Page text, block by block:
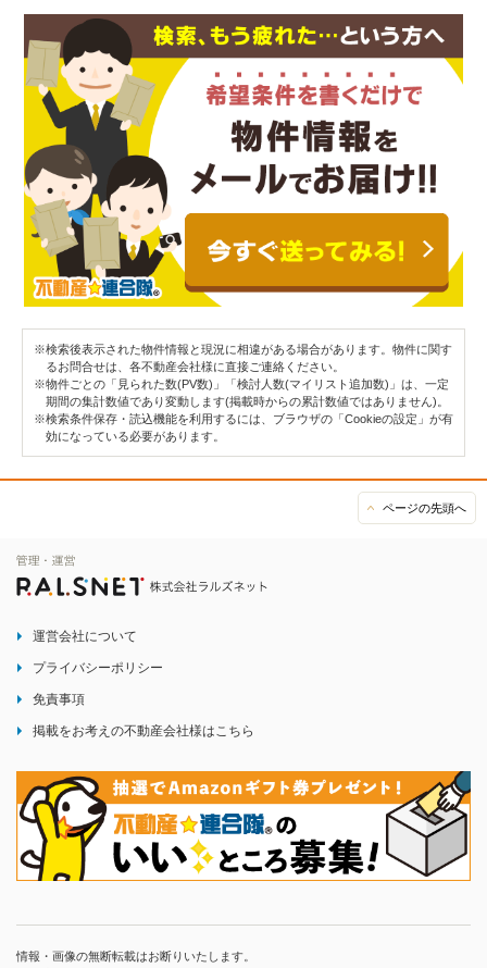
※検索後表示された物件情報と現況に相違がある場合があります。物件に関す
るお問合せは、各不動産会社様に直接ご連絡ください。
※物件ごとの「見られた数(PV数)」「検討人数(マイリスト追加数)」は、一定
期間の集計数値であり変動します(掲載時からの累計数値ではありません)。
※検索条件保存・読込機能を利用するには、ブラウザの「Cookieの設定」が有
効になっている必要があります。
ページの先頭へ
運営会社について
プライバシーポリシー
免責事項
掲載をお考えの不動産会社様はこちら
情報・画像の無断転載はお断りいたします。